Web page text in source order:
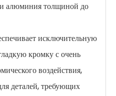
и алюминия толщиной до
исключительную
кромку с очень
воздействия,
деталей, требующих